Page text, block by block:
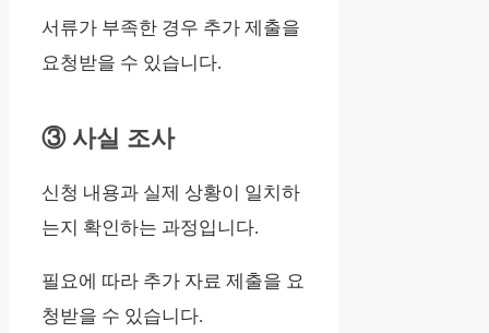
서류가 부족한 경우 추가 제출을
요청받을 수 있습니다.
③ 사실 조사
신청 내용과 실제 상황이 일치하
는지 확인하는 과정입니다.
필요에 따라 추가 자료 제출을 요
청받을 수 있습니다.